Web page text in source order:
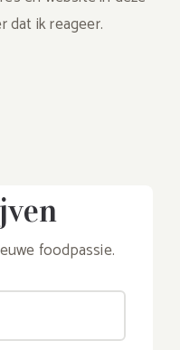
dat ik reageer.
foodpassie.